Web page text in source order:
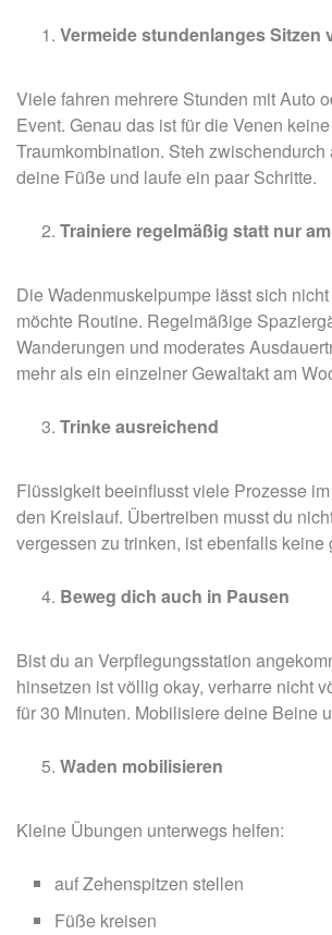
Vermeide stundenlanges Sitzen
Viele fahren mehrere Stunden mit Auto
Event. Genau das ist für die Venen keine
Traumkombination. Steh zwischendurch
deine Füße und laufe ein paar Schritte.
Trainiere regelmäßig statt nur
Die Wadenmuskelpumpe lässt sich
möchte Routine. Regelmäßige
Wanderungen und moderates
mehr als ein einzelner Gewaltakt am
Trinke ausreichend
Flüssigkeit beeinflusst viele Prozesse
den Kreislauf. Übertreiben musst du
vergessen zu trinken, ist ebenfalls keine
Beweg dich auch in Pausen
Bist du an Verpflegungsstation
hinsetzen ist völlig okay, verharre nicht
für 30 Minuten. Mobilisiere deine Beine
Waden mobilisieren
Kleine Übungen unterwegs helfen:
auf Zehenspitzen stellen
Füße kreisen